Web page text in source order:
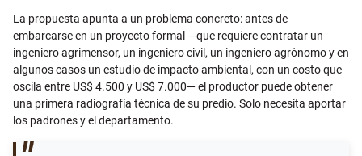
La propuesta apunta a un problema concreto: antes de
embarcarse en un proyecto formal —que requiere contratar un
ingeniero agrimensor, un ingeniero civil, un ingeniero agrónomo y en
algunos casos un estudio de impacto ambiental, con un costo que
oscila entre US$ 4.500 y US$ 7.000— el productor puede obtener
una primera radiografía técnica de su predio. Solo necesita aportar
los padrones y el departamento.